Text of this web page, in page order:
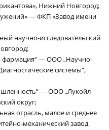
Нижний Новгород;
— ФКП «Завод имени
научно-исследовательский
фармация“ — ООО „Научно-
системы“,
— ООО „Лукойл-
округ;
отрасль, малое и среднее
механический завод